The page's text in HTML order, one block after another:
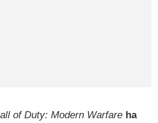
of Duty: Modern Warfare ha